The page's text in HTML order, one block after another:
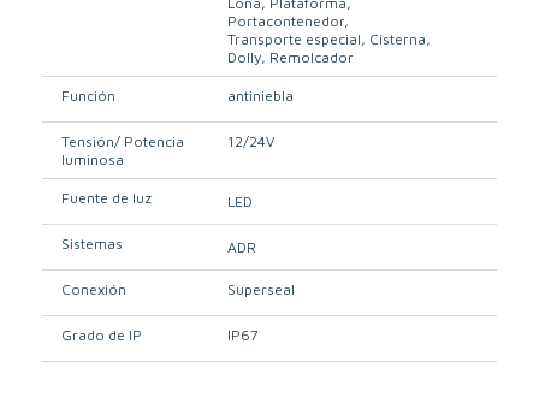
Portacontenedor
Transporte especial Cisterna
Dolly Remolcador
Función antiniebla
Tensión/ Potencia
luminosa
12/24V
Fuente de luz LED
Sistemas ADR
Conexión Superseal
Grado de IP IP67